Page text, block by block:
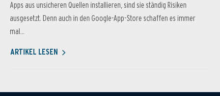
Apps aus unsicheren Quellen installieren, sind sie ständig Risiken
ausgesetzt. Denn auch in den Google-App-Store schaffen es immer
mal...
ARTIKEL LESEN